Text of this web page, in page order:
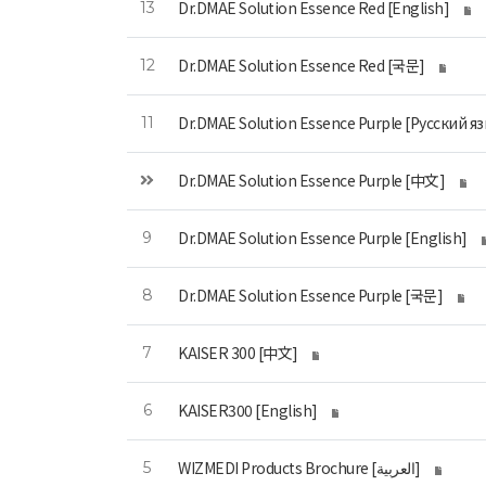
13 Dr.DMAE Solution Essence Red [English]
12 Dr.DMAE Solution Essence Red [국문]
11 Dr.DMAE Solution Essence Purple [Русский
Dr.DMAE Solution Essence Purple [中文]
9 Dr.DMAE Solution Essence Purple [English]
8 Dr.DMAE Solution Essence Purple [국문]
7 KAISER 300 [中文]
6 KAISER300 [English]
5 WIZMEDI Products Brochure [العربية]